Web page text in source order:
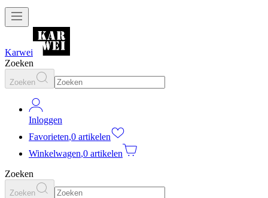
Karwei
Zoeken
Zoeken
Inloggen
Favorieten,0 artikelen
Winkelwagen,0 artikelen
Zoeken
Zoeken